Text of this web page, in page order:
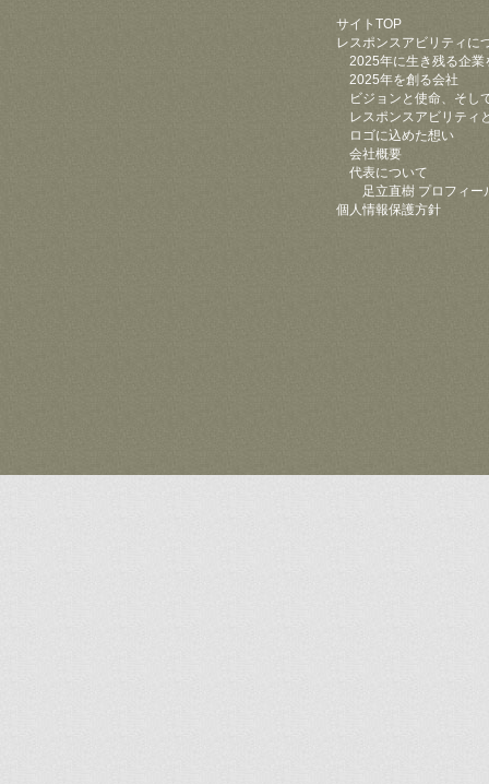
サイトTOP
レスポンスアビリティに
2025年に生き残る企業
2025年を創る会社
ビジョンと使命、そし
レスポンスアビリティ
ロゴに込めた想い
会社概要
代表について
足立直樹 プロフィー
個人情報保護方針